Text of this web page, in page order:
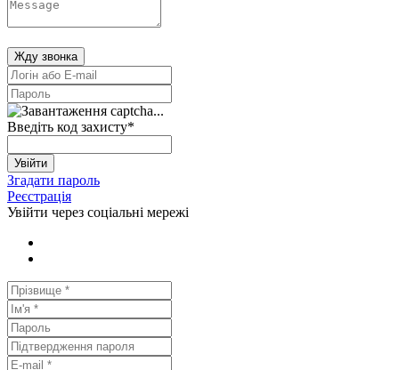
Жду звонка
Введіть код захисту*
Увійти
Згадати пароль
Реєстрація
Увійти через соціальні мережі